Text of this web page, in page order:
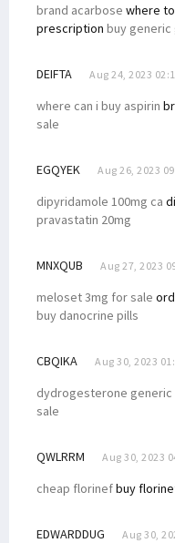
brand acarbose where
prescription buy
DEIFTA Aug 24, 2023
where can i buy aspirin
sale
EGQYEK Aug 26, 2023
dipyridamole 100mg ca
pravastatin 20mg
MNXQUB Aug 27, 2023
meloset 3mg for sale
buy danocrine pills
CBQIKA Aug 30, 2023
dydrogesterone generic
sale
QWLRRM Aug 30, 2023
cheap florinefbuy
EDWARDDUG Aug 30,